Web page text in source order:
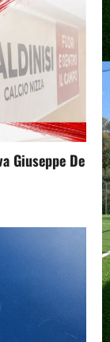
Giuseppe De